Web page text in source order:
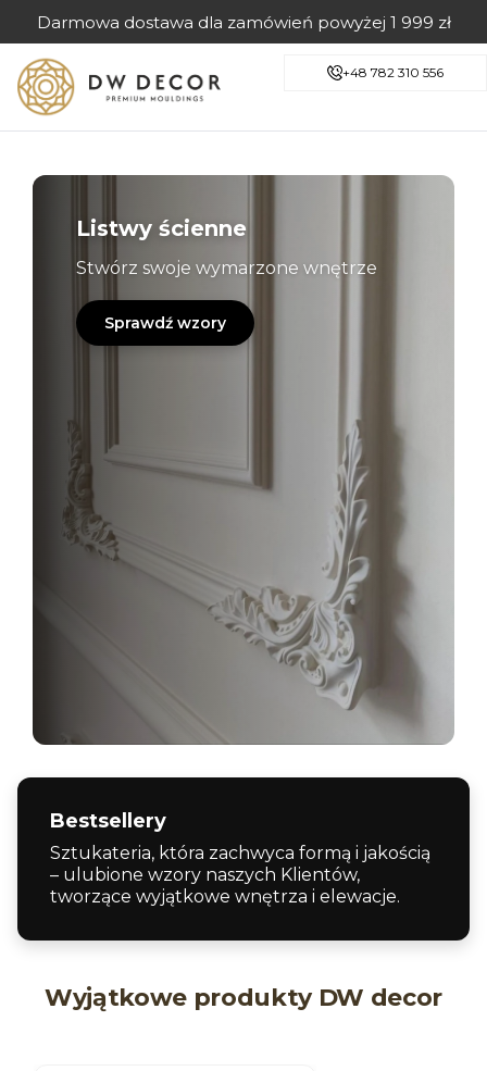
Darmowa dostawa dla zamówień powyżej 1 999 zł
+48 782 310 556
Listwy ścienne
Stwórz swoje wymarzone wnętrze
Sprawdź wzory
Bestsellery
Sztukateria, która zachwyca formą i jakością
– ulubione wzory naszych Klientów,
tworzące wyjątkowe wnętrza i elewacje.
Wyjątkowe produkty DW decor